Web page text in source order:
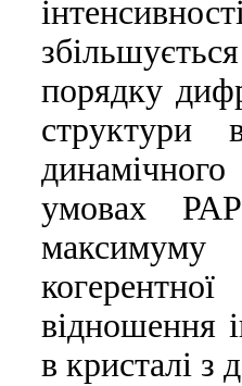
порядку
структури
умовах
вiдношення
в кристалi з